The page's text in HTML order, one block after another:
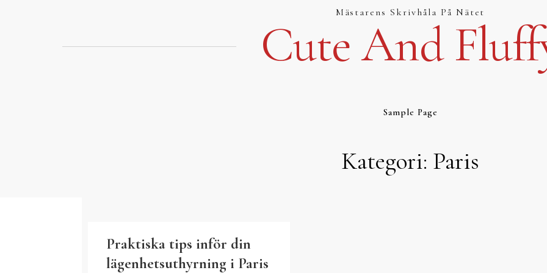
Mästarens Skrivhåla På Nätet
Cute And
Sample Page
Kategori: Paris
Praktiska tips inför din
lägenhetsuthyrning i Paris